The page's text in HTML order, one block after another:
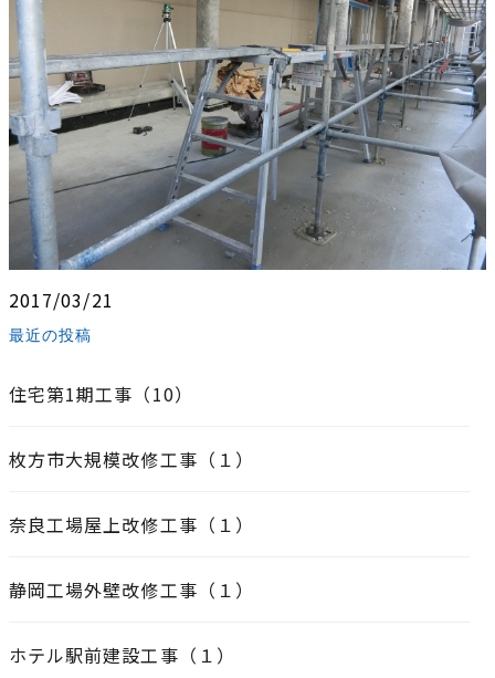
2017/03/21
最近の投稿
住宅第1期工事（10）
枚方市大規模改修工事（１）
奈良工場屋上改修工事（１）
静岡工場外壁改修工事（１）
ホテル駅前建設工事（１）